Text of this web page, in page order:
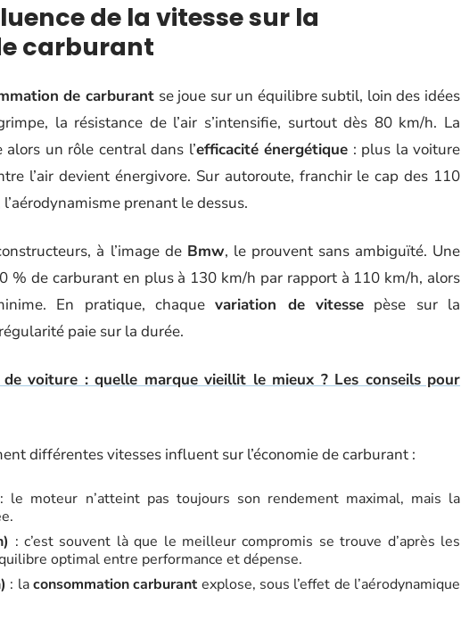
de la vitesse sur la
carburant
de carburantse joue sur un équilibre subtil, loin des idées
la résistance de l’air s’intensifie, surtout dès 80 km/h. La
alors un rôle central dans l’efficacité énergétique : plus la voiture
l’air devient énergivore. Sur autoroute, franchir le cap des 110
prenant le dessus.
à l’image de Bmw, le prouvent sans ambiguïté. Une
% de carburant en plus à 130 km/h par rapport à 110 km/h, alors
En pratique, chaquevariation de vitesse pèse sur la
paie sur la durée.
de voiture : quelle marque vieillit le mieux ? Les conseils pour
différentes vitesses influent sur l’économie de carburant :
: le moteur n’atteint pas toujours son rendement maximal, mais la
: c’est souvent là que le meilleur compromis se trouve d’après les
optimal entre performance et dépense.
: laconsommation carburant explose, sous l’effet de l’aérodynamique